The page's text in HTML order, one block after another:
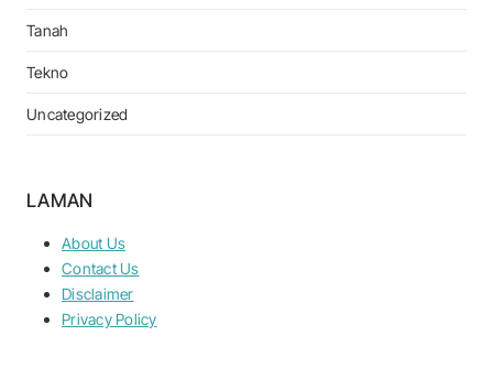
Tanah
Tekno
Uncategorized
LAMAN
About Us
Contact Us
Disclaimer
Privacy Policy